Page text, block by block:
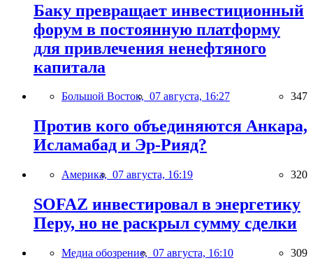
Баку превращает инвестиционный
форум в постоянную платформу
для привлечения ненефтяного
капитала
Большой Восток, 07 августа, 16:27 347
Против кого объединяются Анкара,
Исламабад и Эр-Рияд?
Америка, 07 августа, 16:19 320
SOFAZ инвестировал в энергетику
Перу, но не раскрыл сумму сделки
Медиа обозрение, 07 августа, 16:10 309